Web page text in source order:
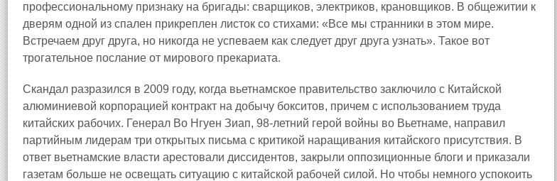
профессиональному признаку на бригады: сварщиков, электриков, крановщиков. В общежитии к
дверям одной из спален прикреплен листок со стихами: «Все мы странники в этом мире.
Встречаем друг друга, но никогда не успеваем как следует друг друга узнать». Такое вот
трогательное послание от мирового прекариата.
Скандал разразился в 2009 году, когда вьетнамское правительство заключило с Китайской
алюминиевой корпорацией контракт на добычу бокситов, причем с использованием труда
китайских рабочих. Генерал Во Нгуен Зиап, 98‑летний герой войны во Вьетнаме, направил
партийным лидерам три открытых письма с критикой наращивания китайского присутствия. В
ответ вьетнамские власти арестовали диссидентов, закрыли оппозиционные блоги и приказали
газетам больше не освещать ситуацию с китайской рабочей силой. Но чтобы немного успокоить